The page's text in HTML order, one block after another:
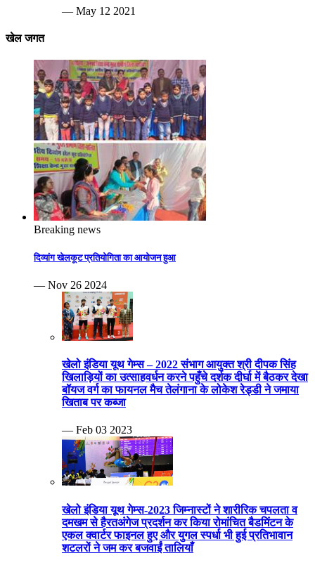
— May 12 2021
खेल जगत
Breaking news
दिव्यांग खेलकूट प्रतियोगिता का आयोजन हुआ
— Nov 26 2024
खेलो इंडिया यूथ गेम्स – 2022 संभाग आयुक्त श्री दीपक सिंह
खिलाड़ियों का उत्साहवर्धन करने पहुँचे दर्शक दीर्घा में बैठकर देखा
बॉयज वर्ग का फायनल मैच तेलंगाना के लोकेश रेड्डी ने जमाया
खिताब पर कब्जा
— Feb 03 2023
खेलो इंडिया यूथ गेम्स-2023 जिम्नास्टों ने शारीरिक चपलता व
दमखम से हैरतअंगेज प्रदर्शन कर किया रोमांचित बैडमिंटन के
एकल क्वार्टर फाइनल हुए और युगल स्पर्धा भी हुई प्रतिभावान
शटलरों ने जम कर बजवाईं तालियाँ